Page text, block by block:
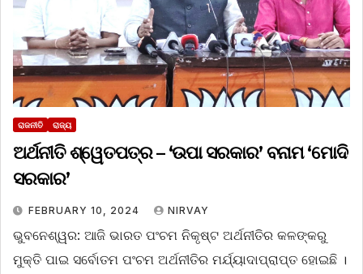
ରାଜନୀତି ରାଜ୍ୟ
ଅର୍ଥନୀତି ଶ୍ୱେତପତ୍ର – ‘ଉପା ସରକାର’ ବନାମ ‘ମୋଦି
ସରକାର’
FEBRUARY 10, 2024 NIRVAY
ଭୁବନେଶ୍ୱର: ଆଜି ଭାରତ ପଂଚମ ନିକୃଷ୍ଟ ଅର୍ଥନୀତିର କଳଙ୍କରୁ
ମୁକ୍ତି ପାଇ ସର୍ବୋତମ ପଂଚମ ଅର୍ଥନୀତିର ମର୍ଯ୍ୟାଦାପ୍ରାପ୍ତ ହୋଇଛି ।